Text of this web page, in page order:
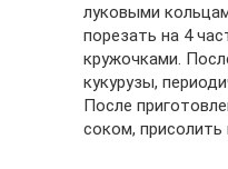
луковыми
порезать на 4
кружочками.
кукурузы,
После
соком,